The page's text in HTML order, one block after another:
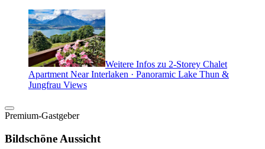
Weitere Infos zu 2-Storey Chalet
Apartment Near Interlaken · Panoramic Lake Thun &
Jungfrau Views
Premium-Gastgeber
Bildschöne Aussicht